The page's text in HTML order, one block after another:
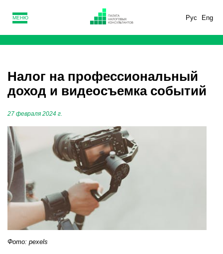
Рус Eng
МЕНЮ
Налог на профессиональный
доход и видеосъемка событий
27 февраля 2024 г.
Фото: pexels